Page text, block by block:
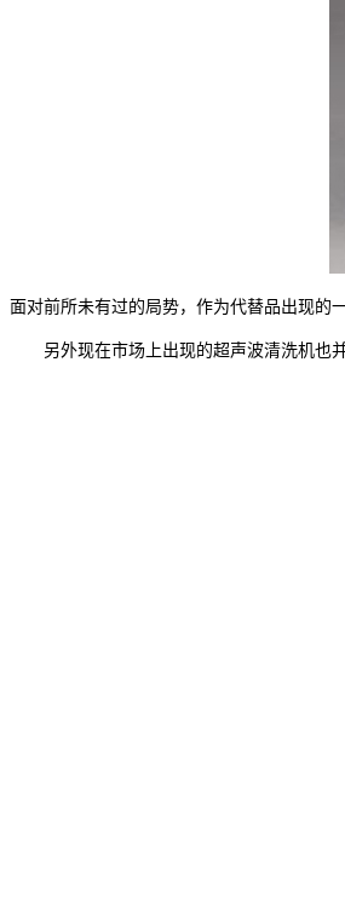
面对前所未有过的局势，作为代替品出现的
另外现在市场上出现的超声波清洗机也